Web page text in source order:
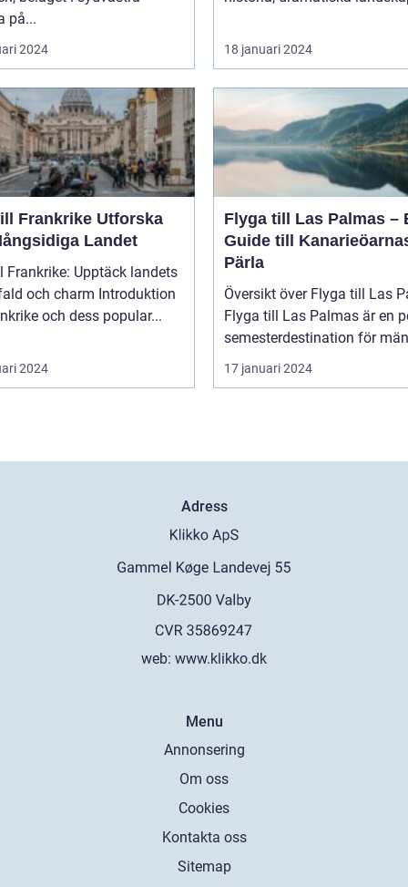
på...
2024 18 januari 2024
Utforska
Landet
Frankrike: Upptäck landets
charm Introduktion
och dess popular...
2024
Flyga till Las Palmas –
Guide till
Pärla
Översikt över Flyga till Las
Flyga till Las Palmas är en
semesterdestination för
17 januari 2024
Adress
web: www.klikko.dk
Menu
Annonsering
Om oss
Cookies
Kontakta oss
Sitemap